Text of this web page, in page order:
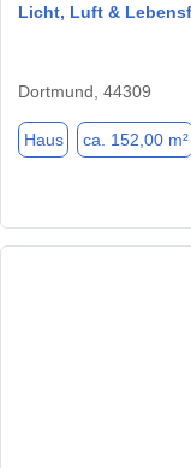
Licht, Luft &
Dortmund, 44309
Haus ca. 152,00 m²